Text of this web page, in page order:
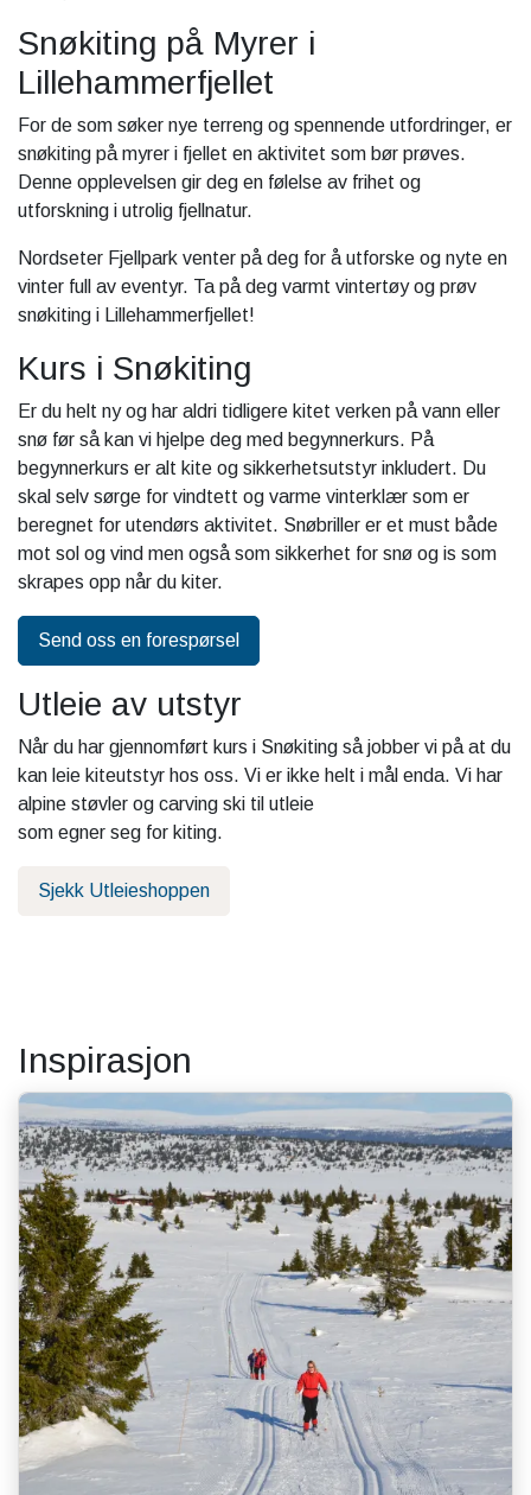
Snøkiting på Myrer i
Lillehammerfjellet
For de som søker nye terreng og spennende utfordringer, er
snøkiting på myrer i fjellet en aktivitet som bør prøves.
Denne opplevelsen gir deg en følelse av frihet og
utforskning i utrolig fjellnatur.
Nordseter Fjellpark venter på deg for å utforske og nyte en
vinter full av eventyr. Ta på deg varmt vintertøy og prøv
snøkiting i Lillehammerfjellet!
Kurs i Snøkiting
Er du helt ny og har aldri tidligere kitet verken på vann eller
snø før så kan vi hjelpe deg med begynnerkurs. På
begynnerkurs er alt kite og sikkerhetsutstyr inkludert. Du
skal selv sørge for vindtett og varme vinterklær som er
beregnet for utendørs aktivitet. Snøbriller er et must både
mot sol og vind men også som sikkerhet for snø og is som
skrapes opp når du kiter.
Send oss en forespørsel
Utleie av utstyr
Når du har gjennomført kurs i Snøkiting så jobber vi på at du
kan leie kiteutstyr hos oss. Vi er ikke helt i mål enda. Vi har
alpine støvler og carving ski til utleie
som egner seg for kiting.
Sjekk Utleieshoppen
Inspirasjon